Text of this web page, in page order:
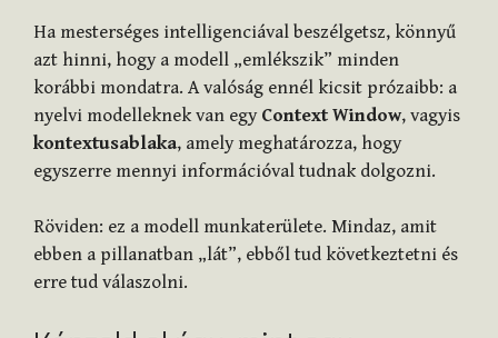
Ha mesterséges intelligenciával beszélgetsz, könnyű
azt hinni, hogy a modell „emlékszik” minden
korábbi mondatra. A valóság ennél kicsit prózaibb: a
nyelvi modelleknek van egy Context Window, vagyis
kontextusablaka, amely meghatározza, hogy
egyszerre mennyi információval tudnak dolgozni.
Röviden: ez a modell munkaterülete. Mindaz, amit
ebben a pillanatban „lát”, ebből tud következtetni és
erre tud válaszolni.